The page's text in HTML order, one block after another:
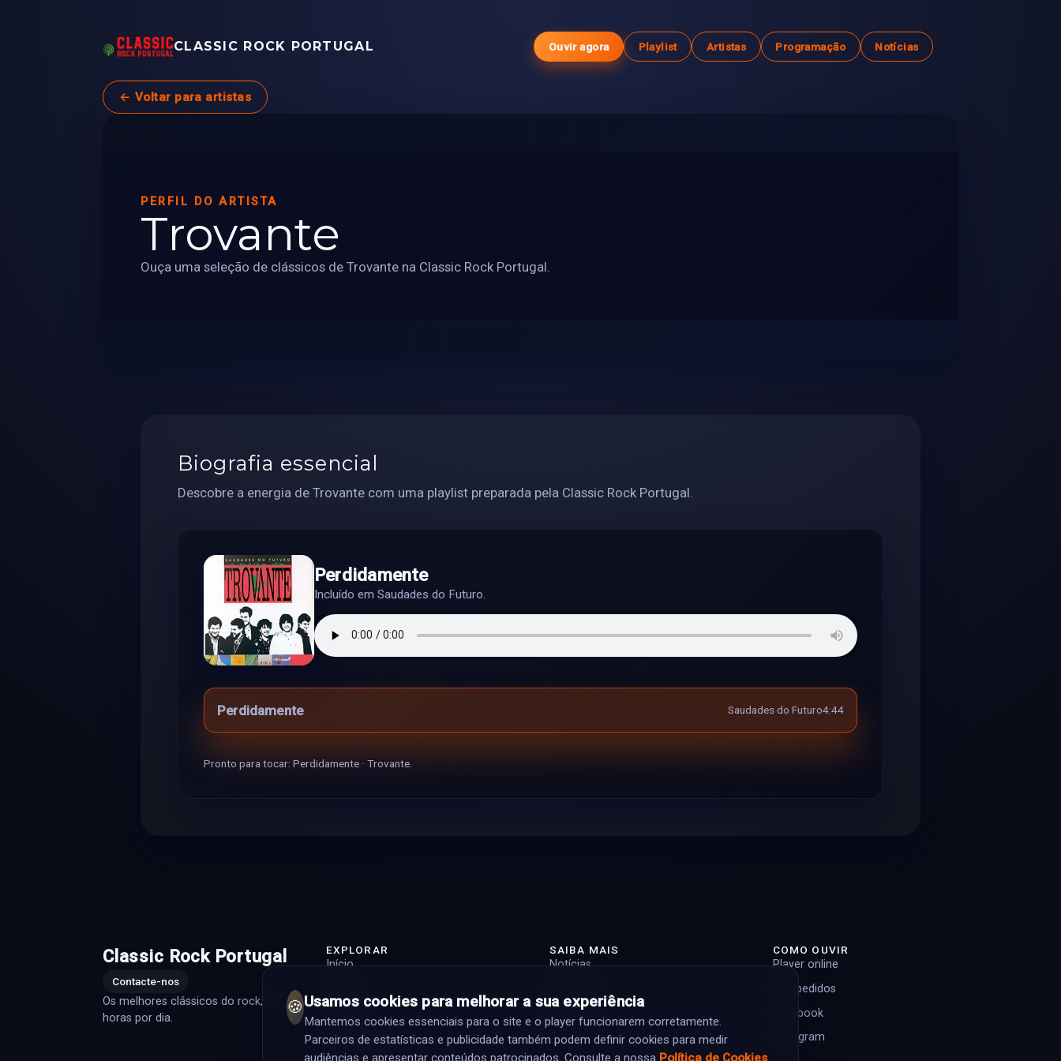
CLASSIC ROCK PORTUGAL Ouvir agora Playlist Artistas Programação Notícias
← Voltar para artistas
PERFIL DO ARTISTA
Trovante
Ouça uma seleção de clássicos de Trovante na Classic Rock Portugal.
Biografia essencial
Descobre a energia de Trovante com uma playlist preparada pela Classic Rock Portugal.
Perdidamente
Incluído em Saudades do Futuro.
Perdidamente Saudades do Futuro4:44
Pronto para tocar: Perdidamente · Trovante.
Classic Rock Portugal
Contacte-nos
Os melhores clássicos do rock, 24
horas por dia.
EXPLORAR
Início
Programação
SAIBA MAIS
Notícias
Contacto
COMO OUVIR
Player online
Top pedidos
Facebook
Instagram
🍪Usamos cookies para melhorar a sua experiência
Mantemos cookies essenciais para o site e o player funcionarem corretamente.
Parceiros de estatísticas e publicidade também podem definir cookies para medir
audiências e apresentar conteúdos patrocinados. Consulte a nossa Política de Cookies